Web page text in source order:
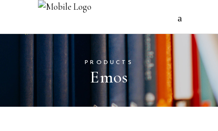
PRODUCTS
Emos